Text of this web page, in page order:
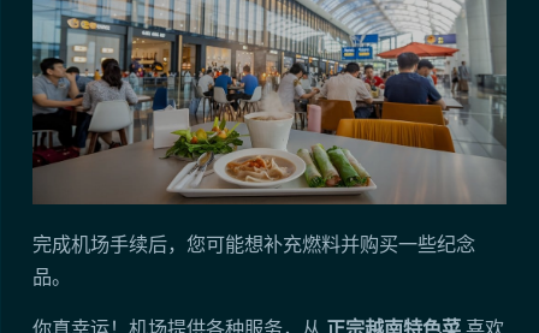
完成机场手续后，您可能想补充燃料并购买一些纪念
品。
你真幸运！机场提供各种服务，从 正宗越南特色菜 喜欢